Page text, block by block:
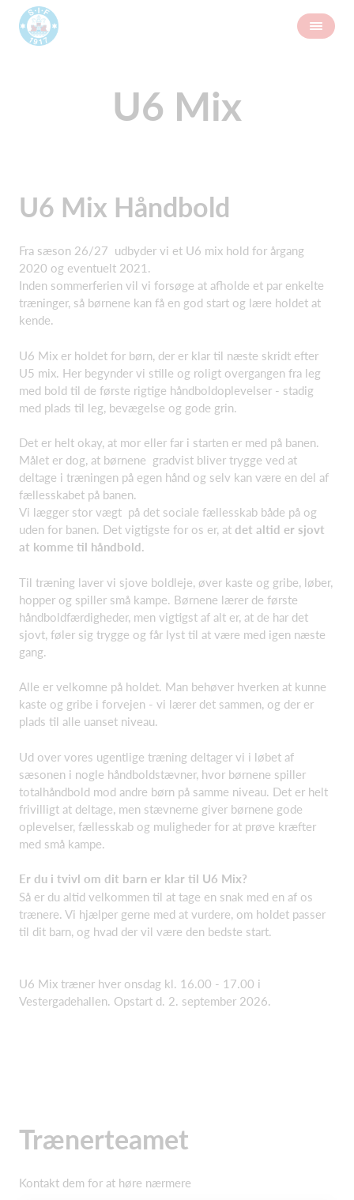
U6 Mix
U6 Mix Håndbold
Fra sæson 26/27 udbyder vi et U6 mix hold for årgang
2020 og eventuelt 2021.
Inden sommerferien vil vi forsøge at afholde et par enkelte
træninger, så børnene kan få en god start og lære holdet at
kende.
U6 Mix er holdet for børn, der er klar til næste skridt efter
U5 mix. Her begynder vi stille og roligt overgangen fra leg
med bold til de første rigtige håndboldoplevelser - stadig
med plads til leg, bevægelse og gode grin.
Det er helt okay, at mor eller far i starten er med på banen.
Målet er dog, at børnene gradvist bliver trygge ved at
deltage i træningen på egen hånd og selv kan være en del af
fællesskabet på banen.
Vi lægger stor vægt på det sociale fællesskab både på og
uden for banen. Det vigtigste for os er, at det altid er sjovt
at komme til håndbold.
Til træning laver vi sjove boldleje, øver kaste og gribe, løber,
hopper og spiller små kampe. Børnene lærer de første
håndboldfærdigheder, men vigtigst af alt er, at de har det
sjovt, føler sig trygge og får lyst til at være med igen næste
gang.
Alle er velkomne på holdet. Man behøver hverken at kunne
kaste og gribe i forvejen - vi lærer det sammen, og der er
plads til alle uanset niveau.
Ud over vores ugentlige træning deltager vi i løbet af
sæsonen i nogle håndboldstævner, hvor børnene spiller
totalhåndbold mod andre børn på samme niveau. Det er helt
frivilligt at deltage, men stævnerne giver børnene gode
oplevelser, fællesskab og muligheder for at prøve kræfter
med små kampe.
Er du i tvivl om dit barn er klar til U6 Mix?
Så er du altid velkommen til at tage en snak med en af os
trænere. Vi hjælper gerne med at vurdere, om holdet passer
til dit barn, og hvad der vil være den bedste start.
U6 Mix træner hver onsdag kl. 16.00 - 17.00 i
Vestergadehallen. Opstart d. 2. september 2026.
Trænerteamet
Kontakt dem for at høre nærmere